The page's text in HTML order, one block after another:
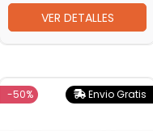
VER DETALLES
Envio Gratis
-50%